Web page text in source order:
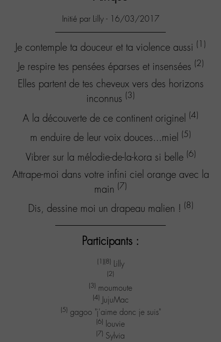
Initié par Lilly - 16/03/2017
Je contemple ta douceur et ta violence aussi (1)
Je respire tes pensées éparses et insensées (2)
Elles partent de tes cheveux vers des horizons
inconnus (3)
A la découverte de ce continent originel (4)
m enduire de leur voix douces...miel (5)
Vibrer sur la mélodie-de-la-kora si belle (6)
Attrape-moi dans votre infini ciel orange avec la
main (7)
Dis, dessine moi un drapeau malien ! (8)
Participants :
(1)(8) Lilly
(2)
(3) moumoute
(4) JujuMac
(5) gagoo "j'aime donc je suis"
(6) louvie
(7) Sylvia